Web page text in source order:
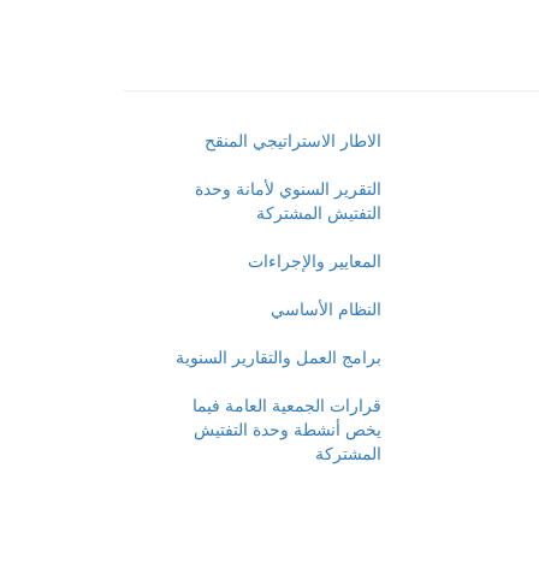
الاطار الاستراتيجي المنقح
التقرير السنوي لأمانة وحدة
التفتيش المشتركة
المعايير والإجراءات
النظام الأساسي
برامج العمل والتقارير السنوية
قرارات الجمعية العامة فيما
يخص أنشطة وحدة التفتيش
المشتركة